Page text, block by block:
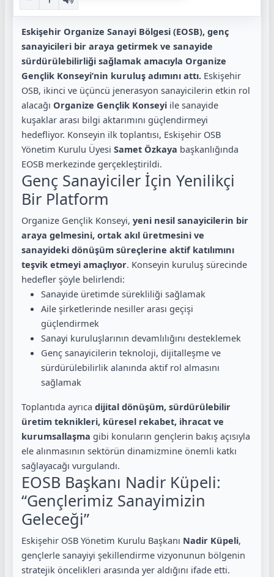
Eskişehir Organize Sanayi Bölgesi (EOSB), genç
sanayicileri bir araya getirmek ve sanayide
sürdürülebilirliği sağlamak amacıyla Organize
Gençlik Konseyi’nin kuruluş adımını attı. Eskişehir
OSB, ikinci ve üçüncü jenerasyon sanayicilerin etkin rol
alacağı Organize Gençlik Konseyi ile sanayide
kuşaklar arası bilgi aktarımını güçlendirmeyi
hedefliyor. Konseyin ilk toplantısı, Eskişehir OSB
Yönetim Kurulu Üyesi Samet Özkaya başkanlığında
EOSB merkezinde gerçekleştirildi.
Genç Sanayiciler İçin Yenilikçi
Bir Platform
Organize Gençlik Konseyi, yeni nesil sanayicilerin bir
araya gelmesini, ortak akıl üretmesini ve
sanayideki dönüşüm süreçlerine aktif katılımını
teşvik etmeyi amaçlıyor. Konseyin kuruluş sürecinde
hedefler şöyle belirlendi:
Sanayide üretimde sürekliliği sağlamak
Aile şirketlerinde nesiller arası geçişi
güçlendirmek
Sanayi kuruluşlarının devamlılığını desteklemek
Genç sanayicilerin teknoloji, dijitalleşme ve
sürdürülebilirlik alanında aktif rol almasını
sağlamak
Toplantıda ayrıca dijital dönüşüm, sürdürülebilir
üretim teknikleri, küresel rekabet, ihracat ve
kurumsallaşma gibi konuların gençlerin bakış açısıyla
ele alınmasının sektörün dinamizmine önemli katkı
sağlayacağı vurgulandı.
EOSB Başkanı Nadir Küpeli:
“Gençlerimiz Sanayimizin
Geleceği”
Eskişehir OSB Yönetim Kurulu Başkanı Nadir Küpeli,
gençlerle sanayiyi şekillendirme vizyonunun bölgenin
stratejik öncelikleri arasında yer aldığını ifade etti.